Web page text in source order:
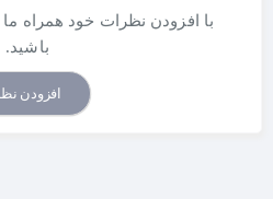
با افزودن نظرات خود همراه ما
باشید.
افزودن